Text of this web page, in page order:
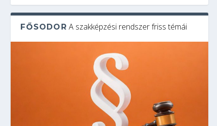
FŐSODOR A szakképzési rendszer friss témái